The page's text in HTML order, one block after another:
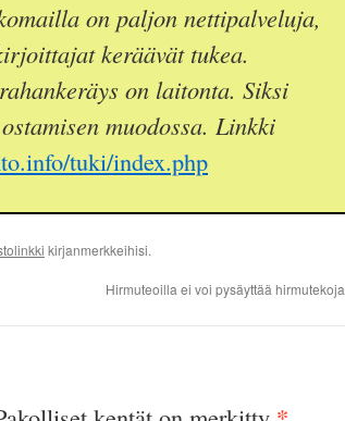
on paljon nettipalveluja,
keräävät tukea.
on laitonta. Siksi
muodossa. Linkki
tuki/index.php
kirjanmerkkeihisi.
Hirmuteoilla ei voi pysäyttää hirmutekoja